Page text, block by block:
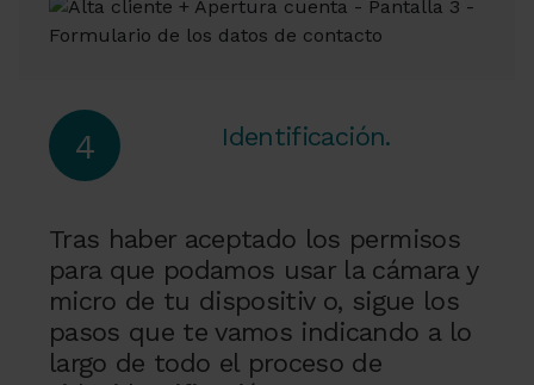
4 Identificación.
Tras haber aceptado los permisos
para que podamos usar la cámara y
micro de tu dispositiv o, sigue los
pasos que te vamos indicando a lo
largo de todo el proceso de